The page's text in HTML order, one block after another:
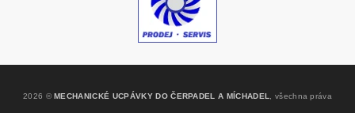
2026 ©MECHANICKÉ UCPÁVKY DO ČERPADEL A MÍCHADEL , všechna práva